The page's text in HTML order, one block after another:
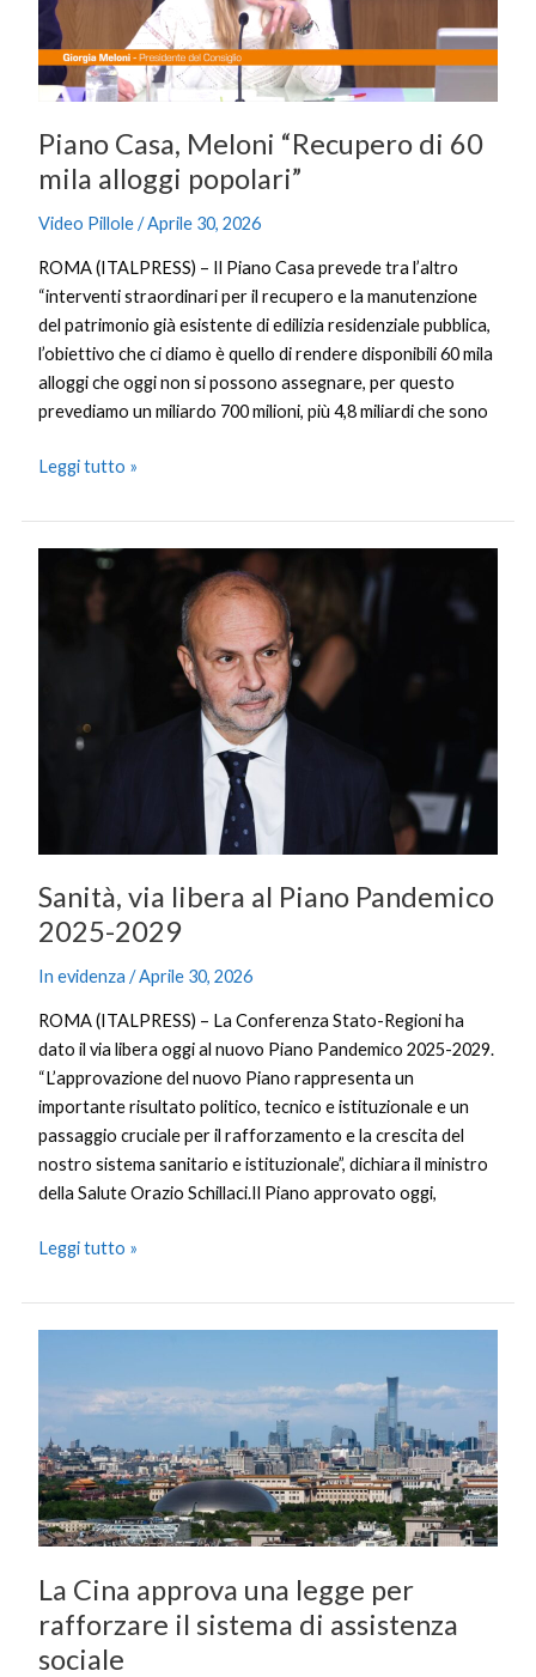
Piano Casa, Meloni “Recupero di 60
mila alloggi popolari”
Video Pillole/Aprile 30, 2026
ROMA (ITALPRESS) – Il Piano Casa prevede tra l’altro
“interventi straordinari per il recupero e la manutenzione
del patrimonio già esistente di edilizia residenziale pubblica,
l’obiettivo che ci diamo è quello di rendere disponibili 60 mila
alloggi che oggi non si possono assegnare, per questo
prevediamo un miliardo 700 milioni, più 4,8 miliardi che sono
mila
alloggi
popolari”
Leggi tutto »
Sanità, via libera al Piano Pandemico
2025-2029
In evidenza /Aprile 30, 2026
ROMA (ITALPRESS) – La Conferenza Stato-Regioni ha
dato il via libera oggi al nuovo Piano Pandemico 2025-2029.
“L’approvazione del nuovo Piano rappresenta un
importante risultato politico, tecnico e istituzionale e un
passaggio cruciale per il rafforzamento e la crescita del
nostro sistema sanitario e istituzionale”, dichiara il ministro
della Salute Orazio Schillaci.Il Piano approvato oggi,
2025-
Leggi tutto »
La Cina approva una legge per
rafforzare il sistema di assistenza
sociale
approva
legge
per
rafforzare
il
di
assistenza
sociale